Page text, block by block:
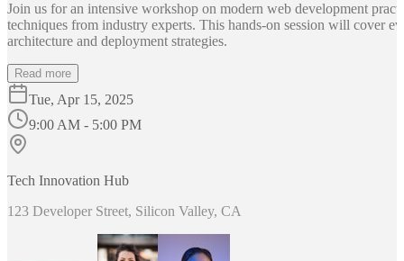
Join us for an intensive workshop on modern web development
techniques from industry experts. This hands-on session will cover
architecture and deployment strategies.
Read more
Tue, Apr 15, 2025
9:00 AM - 5:00 PM
Tech Innovation Hub
123 Developer Street, Silicon Valley, CA